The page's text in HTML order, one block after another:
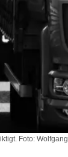
Foto: Wolfgang